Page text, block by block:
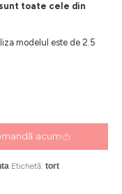
toate cele din
modelul este de 2.5
acum
Etichetă: tort